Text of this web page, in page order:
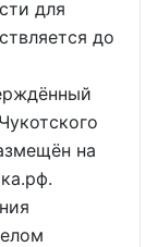
для
до
на